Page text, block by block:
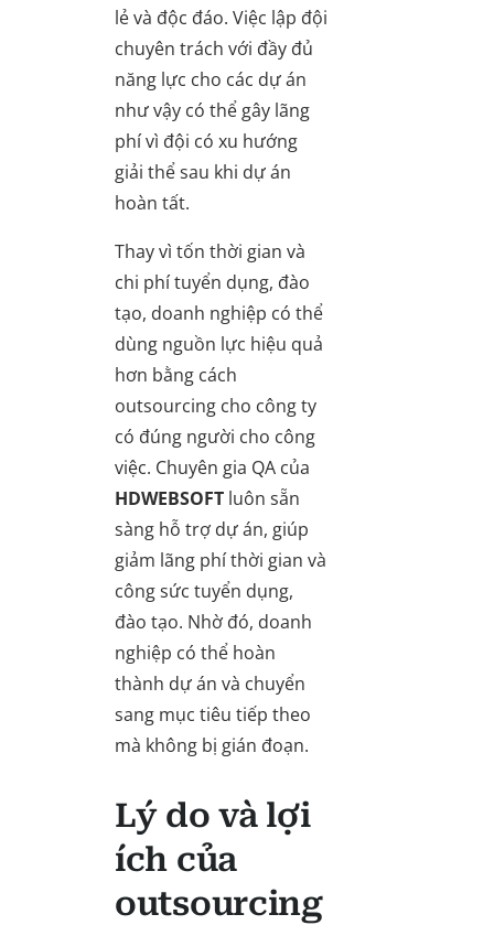
lẻ và độc đáo. Việc lập đội
chuyên trách với đầy đủ
năng lực cho các dự án
như vậy có thể gây lãng
phí vì đội có xu hướng
giải thể sau khi dự án
hoàn tất.
Thay vì tốn thời gian và
chi phí tuyển dụng, đào
tạo, doanh nghiệp có thể
dùng nguồn lực hiệu quả
hơn bằng cách
outsourcing cho công ty
có đúng người cho công
việc. Chuyên gia QA của
HDWEBSOFT luôn sẵn
sàng hỗ trợ dự án, giúp
giảm lãng phí thời gian và
công sức tuyển dụng,
đào tạo. Nhờ đó, doanh
nghiệp có thể hoàn
thành dự án và chuyển
sang mục tiêu tiếp theo
mà không bị gián đoạn.
Lý do và lợi
ích của
outsourcing